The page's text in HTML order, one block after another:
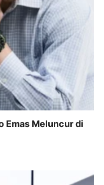
Emas Meluncur di